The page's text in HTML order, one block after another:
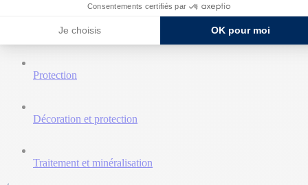
Nettoyant et décapant
Protection
Décoration et protection
Traitement et minéralisation
Consentements certifiés par
Je choisis OK pour moi